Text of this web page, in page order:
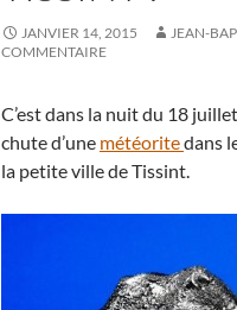
JANVIER 14, 2015 JEAN-
COMMENTAIRE
C’est dans la nuit du 18
chute d’une météoritedans
la petite ville de Tissint.